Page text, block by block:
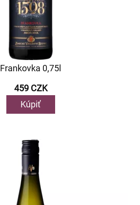
Frankovka 0,75l
459 CZK
Kúpiť